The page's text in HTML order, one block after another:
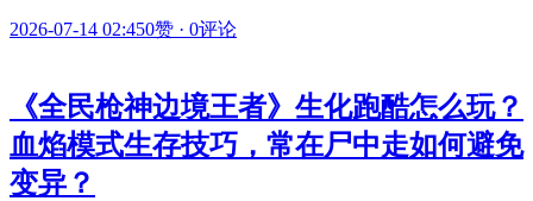
2026-07-14 02:450赞 · 0评论
《全民枪神边境王者》生化跑酷怎么玩？
血焰模式生存技巧，常在尸中走如何避免
变异？